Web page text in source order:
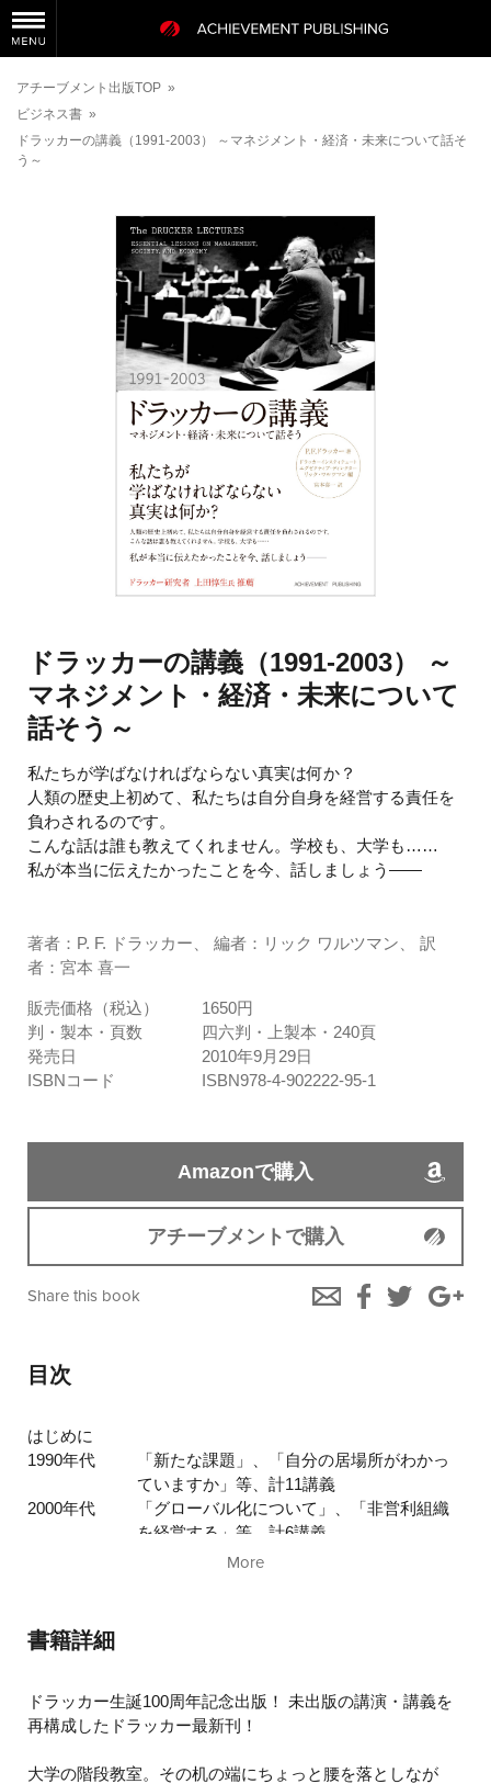
アチーブメント出版TOP »
ビジネス書 »
ドラッカーの講義（1991-2003） ～マネジメント・経済・未来について話そ
う～
ドラッカーの講義（1991-2003） ～
マネジメント・経済・未来について
話そう～
私たちが学ばなければならない真実は何か？
人類の歴史上初めて、私たちは自分自身を経営する責任を
負わされるのです。
こんな話は誰も教えてくれません。学校も、大学も……
私が本当に伝えたかったことを今、話しましょう――
著者：P. F. ドラッカー、 編者：リック ワルツマン、 訳
者：宮本 喜一
販売価格（税込）
1650円
判・製本・頁数
四六判・上製本・240頁
発売日
2010年9月29日
ISBNコード
ISBN978-4-902222-95-1
Amazonで購入
アチーブメントで購入
Share this book
目次
はじめに
1990年代
「新たな課題」、「自分の居場所がわかっ
ていますか」等、計11講義
2000年代
「グローバル化について」、「非営利組織
を経営する」等、計6講義
More
書籍詳細
ドラッカー生誕100周年記念出版！ 未出版の講演・講義を
再構成したドラッカー最新刊！
大学の階段教室。その机の端にちょっと腰を落としなが